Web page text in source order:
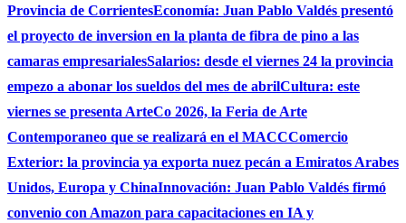
Provincia de CorrientesEconomía: Juan Pablo Valdés presentó
el proyecto de inversion en la planta de fibra de pino a las
camaras empresarialesSalarios: desde el viernes 24 la provincia
empezo a abonar los sueldos del mes de abrilCultura: este
viernes se presenta ArteCo 2026, la Feria de Arte
Contemporaneo que se realizará en el MACCComercio
Exterior: la provincia ya exporta nuez pecán a Emiratos Arabes
Unidos, Europa y ChinaInnovación: Juan Pablo Valdés firmó
convenio con Amazon para capacitaciones en IA y